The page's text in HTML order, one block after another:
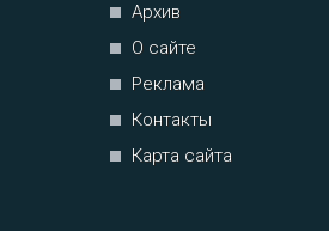
Архив
О сайте
Реклама
Контакты
Карта сайта